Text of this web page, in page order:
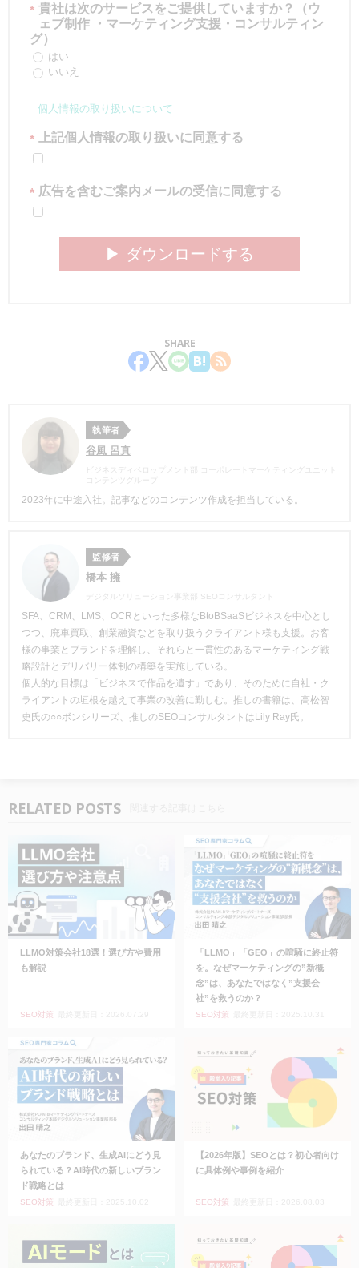
* 貴社は次のサービスをご提供していますか？（ウ
ェブ制作 ・マーケティング支援・コンサルティン
グ）
はい
いいえ
個人情報の取り扱いについて
* 上記個人情報の取り扱いに同意する
* 広告を含むご案内メールの受信に同意する
▶︎ ダウンロードする
SHARE
執筆者
谷風 呂真
ビジネスディベロップメント部 コーポレートマーケティングユニット
コンテンツグループ
2023年に中途入社。記事などのコンテンツ作成を担当している。
監修者
橋本 擁
デジタルソリューション事業部 SEOコンサルタント
SFA、CRM、LMS、OCRといった多様なBtoBSaaSビジネスを中心とし
つつ、廃車買取、創業融資などを取り扱うクライアント様も支援。お客
様の事業とブランドを理解し、それらと一貫性のあるマーケティング戦
略設計とデリバリー体制の構築を実施している。
個人的な目標は「ビジネスで作品を遺す」であり、そのために自社・ク
ライアントの垣根を越えて事業の改善に勤しむ。推しの書籍は、高松智
史氏の○○ボンシリーズ、推しのSEOコンサルタントはLily Ray氏。
RELATED POSTS
LLMO対策会社18選！選び方や費用
も解説
SEO対策
「LLMO」「GEO」の喧騒に終止符
を。なぜマーケティングの”新概
念”は、あなたではなく”支援会
社”を救うのか？
SEO対策
あなたのブランド、生成AIにどう見
られている？AI時代の新しいブラン
ド戦略とは
SEO対策
【2026年版】SEOとは？初心者向け
に具体例や事例を紹介
SEO対策